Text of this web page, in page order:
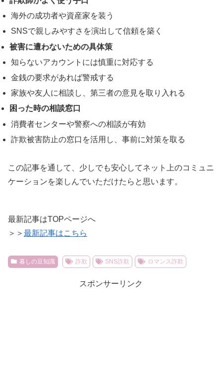
海外の成功者や資産家を装う
SNSで親しみやすさを演出して信頼を築く
被害に遭わないための具体策
知らないアカウントには慎重に対応する
金銭の要求があれば警戒する
家族や友人に相談し、第三者の意見を取り入れる
困った時の相談窓口
消費者センターや警察への相談が有効
詐欺被害防止の窓口を活用し、事前に対策を取る
この記事を通して、少しでも安心してネット上のコミュニ
ケーションを楽しんでいただけたらと思います。
最新記事はTOPページへ
＞＞ 最新記事はこちら
暮しの豆知識 詐欺 SNS詐欺 ロマンス詐欺
スポンサーリンク